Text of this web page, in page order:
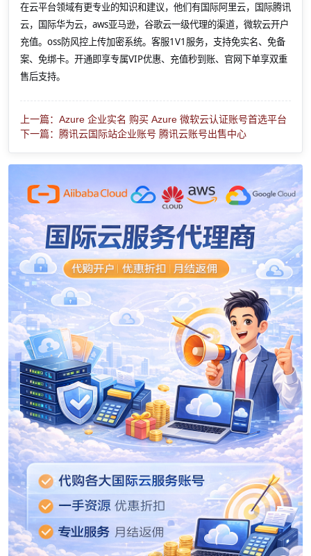
在云平台领域有更专业的知识和建议，他们有国际阿里云，国际腾讯
云，国际华为云，aws亚马逊，谷歌云一级代理的渠道，微软云开户
充值。oss防风控上传加密系统。客服1V1服务，支持免实名、免备
案、免绑卡。开通即享专属VIP优惠、充值秒到账、官网下单享双重
售后支持。
上一篇：Azure 企业实名 购买 Azure 微软云认证账号首选平台
下一篇：腾讯云国际站企业账号 腾讯云账号出售中心